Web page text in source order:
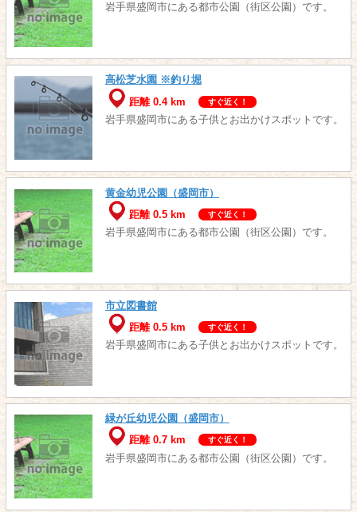
岩手県盛岡市にある都市公園（街区公園）です。
高松芝水園 ※釣り堀
距離 0.4 km
すぐ近く！
岩手県盛岡市にある子供とお出かけスポットです。
黄金幼児公園（盛岡市）
距離 0.5 km
すぐ近く！
岩手県盛岡市にある都市公園（街区公園）です。
市立図書館
距離 0.5 km
すぐ近く！
岩手県盛岡市にある子供とお出かけスポットです。
緑が丘幼児公園（盛岡市）
距離 0.7 km
すぐ近く！
岩手県盛岡市にある都市公園（街区公園）です。